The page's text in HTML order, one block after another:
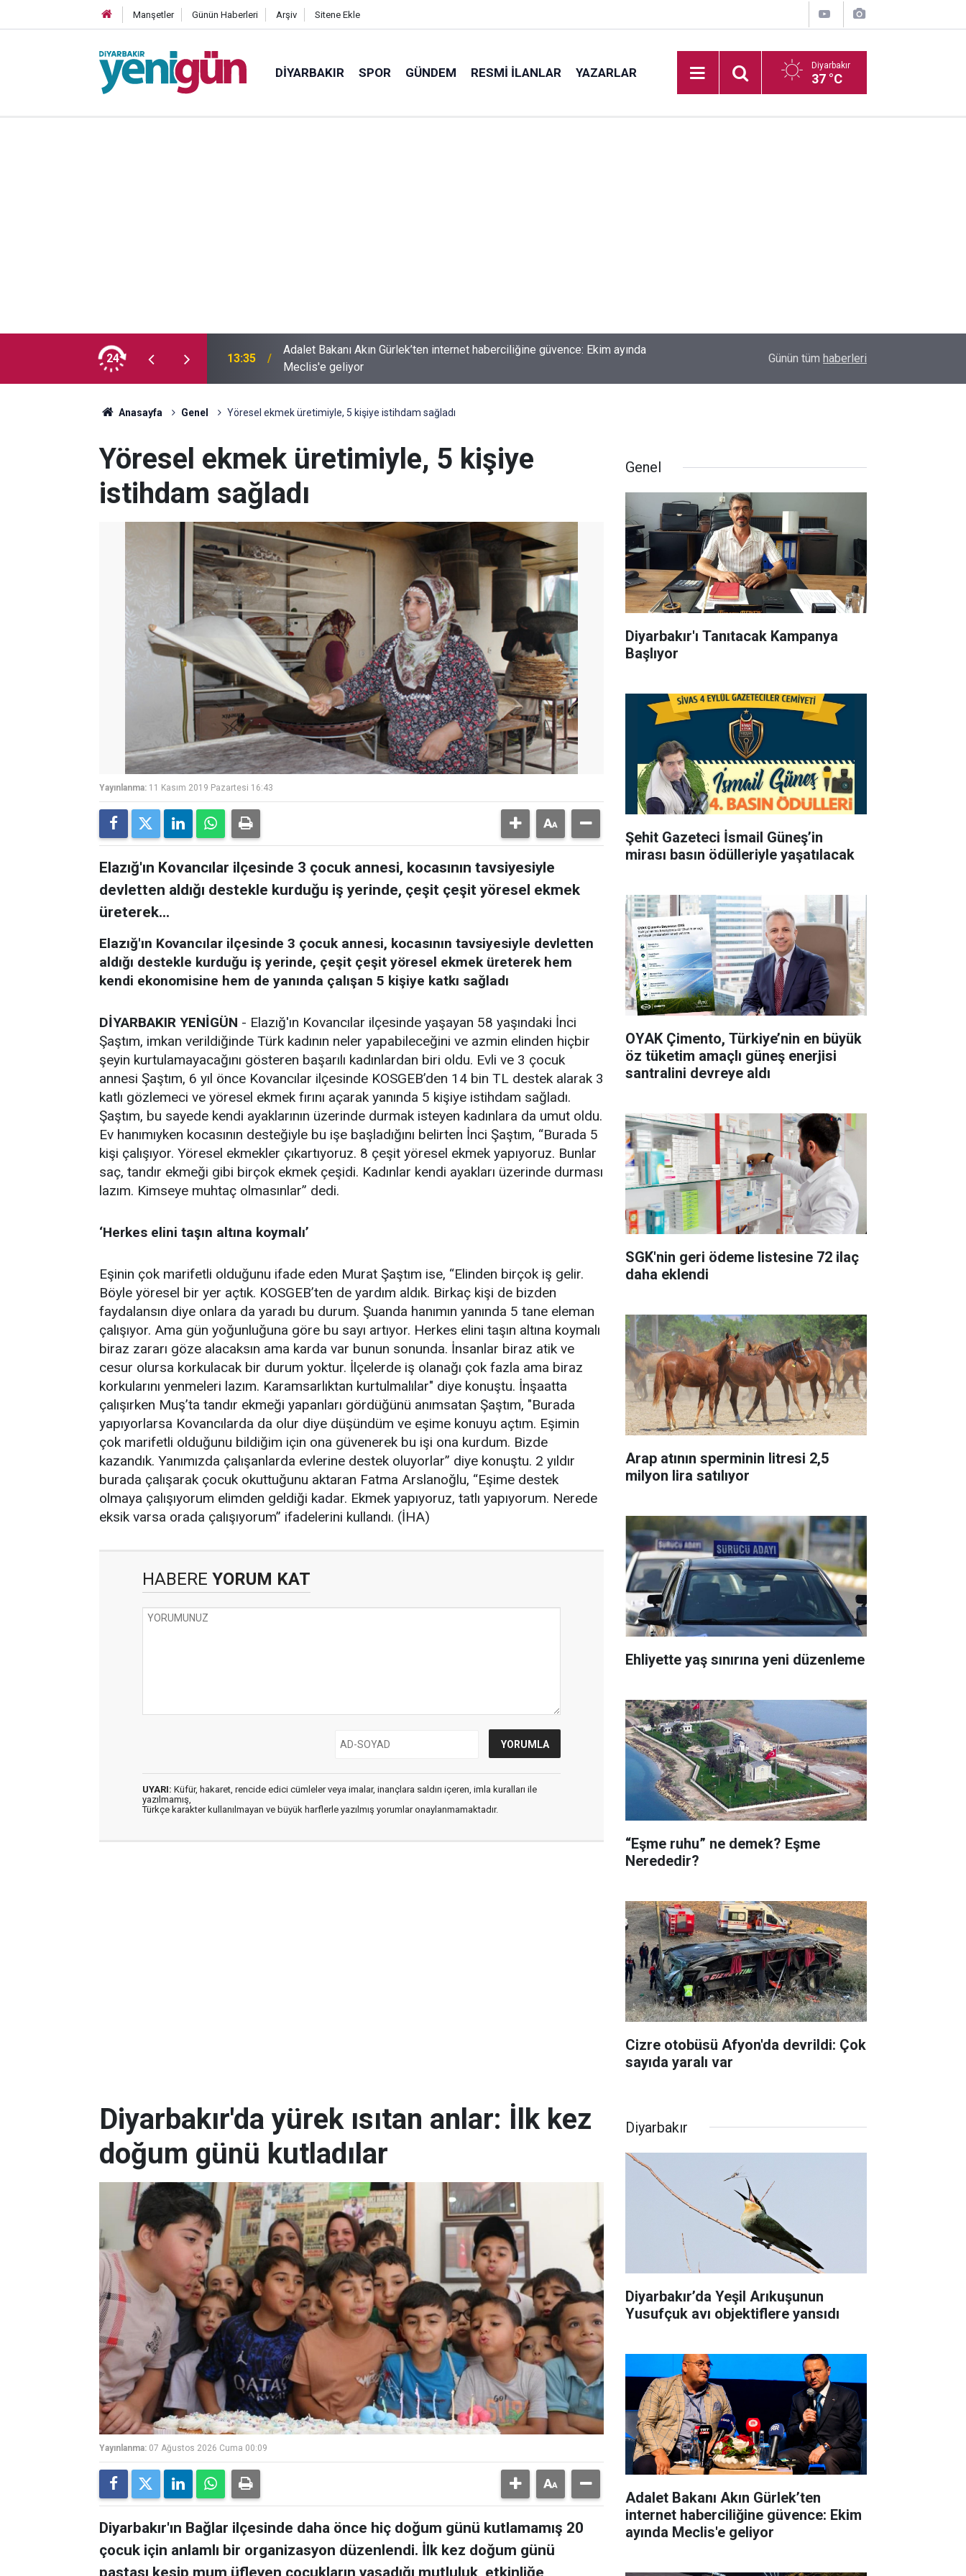
Manşetler Günün Haberleri Arşiv Sitene Ekle
DIYARBAKIR SPOR GÜNDEM RESMI İLANLAR YAZARLAR Diyarbakır
37 °C
24
avı objektiflere yansıdı 13:35
Adalet Bakanı Akın Gürlek’ten internet haberciliğine güvence: Ekim ayında
Meclis'e geliyor
Diyarbakır'da yürek ısıtan anlar: İlk kez doğum
Günün tüm haberleri
Anasayfa Genel Yöresel ekmek üretimiyle, 5 kişiye istihdam sağladı
Yöresel ekmek üretimiyle, 5 kişiye
istihdam sağladı
Yayınlanma: 11 Kasım 2019 Pazartesi 16:43
Elazığ'ın Kovancılar ilçesinde 3 çocuk annesi, kocasının tavsiyesiyle
devletten aldığı destekle kurduğu iş yerinde, çeşit çeşit yöresel ekmek
üreterek...
Elazığ'ın Kovancılar ilçesinde 3 çocuk annesi, kocasının tavsiyesiyle devletten
aldığı destekle kurduğu iş yerinde, çeşit çeşit yöresel ekmek üreterek hem
kendi ekonomisine hem de yanında çalışan 5 kişiye katkı sağladı
DİYARBAKIR YENİGÜN - Elazığ'ın Kovancılar ilçesinde yaşayan 58 yaşındaki İnci
Şaştım, imkan verildiğinde Türk kadının neler yapabileceğini ve azmin elinden hiçbir
şeyin kurtulamayacağını gösteren başarılı kadınlardan biri oldu. Evli ve 3 çocuk
annesi Şaştım, 6 yıl önce Kovancılar ilçesinde KOSGEB’den 14 bin TL destek alarak 3
katlı gözlemeci ve yöresel ekmek fırını açarak yanında 5 kişiye istihdam sağladı.
Şaştım, bu sayede kendi ayaklarının üzerinde durmak isteyen kadınlara da umut oldu.
Ev hanımıyken kocasının desteğiyle bu işe başladığını belirten İnci Şaştım, “Burada 5
kişi çalışıyor. Yöresel ekmekler çıkartıyoruz. 8 çeşit yöresel ekmek yapıyoruz. Bunlar
saç, tandır ekmeği gibi birçok ekmek çeşidi. Kadınlar kendi ayakları üzerinde durması
lazım. Kimseye muhtaç olmasınlar” dedi.
‘Herkes elini taşın altına koymalı’
Eşinin çok marifetli olduğunu ifade eden Murat Şaştım ise, “Elinden birçok iş gelir.
Böyle yöresel bir yer açtık. KOSGEB’ten de yardım aldık. Birkaç kişi de bizden
faydalansın diye onlara da yaradı bu durum. Şuanda hanımın yanında 5 tane eleman
çalışıyor. Ama gün yoğunluğuna göre bu sayı artıyor. Herkes elini taşın altına koymalı
biraz zararı göze alacaksın ama karda var bunun sonunda. İnsanlar biraz atik ve
cesur olursa korkulacak bir durum yoktur. İlçelerde iş olanağı çok fazla ama biraz
korkularını yenmeleri lazım. Karamsarlıktan kurtulmalılar" diye konuştu. İnşaatta
çalışırken Muş’ta tandır ekmeği yapanları gördüğünü anımsatan Şaştım, "Burada
yapıyorlarsa Kovancılarda da olur diye düşündüm ve eşime konuyu açtım. Eşimin
çok marifetli olduğunu bildiğim için ona güvenerek bu işi ona kurdum. Bizde
kazandık. Yanımızda çalışanlarda evlerine destek oluyorlar” diye konuştu. 2 yıldır
burada çalışarak çocuk okuttuğunu aktaran Fatma Arslanoğlu, “Eşime destek
olmaya çalışıyorum elimden geldiği kadar. Ekmek yapıyoruz, tatlı yapıyorum. Nerede
eksik varsa orada çalışıyorum” ifadelerini kullandı. (İHA)
HABERE YORUM KAT
UYARI: Küfür, hakaret, rencide edici cümleler veya imalar, inançlara saldırı içeren, imla kuralları ile
yazılmamış,
Türkçe karakter kullanılmayan ve büyük harflerle yazılmış yorumlar onaylanmamaktadır.
Genel
Diyarbakır'ı Tanıtacak Kampanya
Başlıyor
Şehit Gazeteci İsmail Güneş’in
mirası basın ödülleriyle yaşatılacak
OYAK Çimento, Türkiye’nin en büyük
öz tüketim amaçlı güneş enerjisi
santralini devreye aldı
SGK'nin geri ödeme listesine 72 ilaç
daha eklendi
Arap atının sperminin litresi 2,5
milyon lira satılıyor
Ehliyette yaş sınırına yeni düzenleme
“Eşme ruhu” ne demek? Eşme
Nerededir?
Cizre otobüsü Afyon'da devrildi: Çok
sayıda yaralı var
Diyarbakır'da yürek ısıtan anlar: İlk kez
doğum günü kutladılar
Yayınlanma: 07 Ağustos 2026 Cuma 00:09
Diyarbakır'ın Bağlar ilçesinde daha önce hiç doğum günü kutlamamış 20
çocuk için anlamlı bir organizasyon düzenlendi. İlk kez doğum günü
pastası kesip mum üfleyen çocukların yaşadığı mutluluk, etkinliğe
Diyarbakır
Diyarbakır’da Yeşil Arıkuşunun
Yusufçuk avı objektiflere yansıdı
Adalet Bakanı Akın Gürlek’ten
internet haberciliğine güvence: Ekim
ayında Meclis'e geliyor